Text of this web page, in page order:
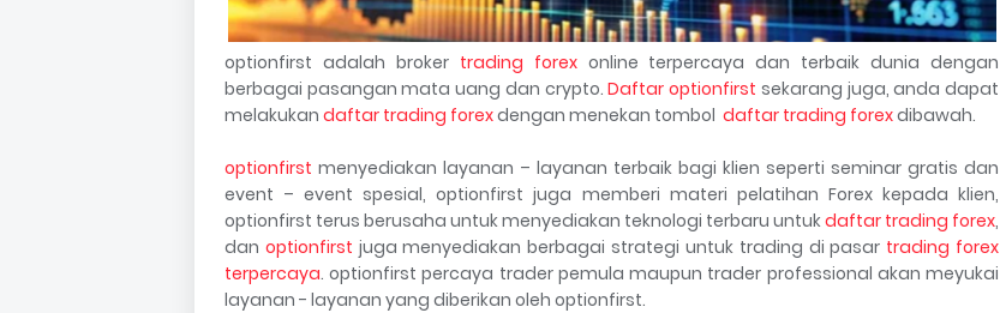
optionfirst adalah broker trading forexonline terpercaya dan terbaik dunia dengan
berbagai pasangan mata uang dan crypto.Daftar optionfirst sekarang juga, anda dapat
melakukan daftar trading forexdengan menekan tombol daftar trading forexdibawah.
optionfirst menyediakan layanan – layanan terbaik bagi klien seperti seminar gratis dan
event – event spesial, optionfirst juga memberi materi pelatihan Forex kepada klien,
optionfirst terus berusaha untuk menyediakan teknologi terbaru untukdaftar trading forex,
dan optionfirst juga menyediakan berbagai strategi untuk trading di pasar trading forex
terpercaya. optionfirst percaya trader pemula maupun trader professional akan meyukai
layanan - layanan yang diberikan oleh optionfirst.